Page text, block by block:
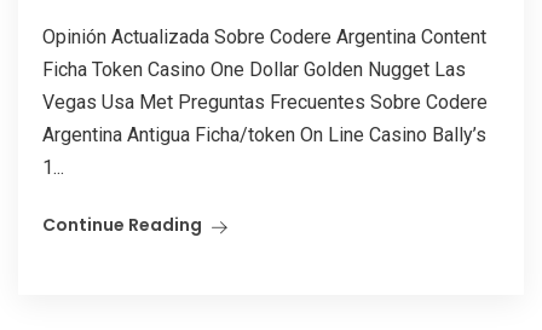
Opinión Actualizada Sobre Codere Argentina Content
Ficha Token Casino One Dollar Golden Nugget Las
Vegas Usa Met Preguntas Frecuentes Sobre Codere
Argentina Antigua Ficha/token On Line Casino Bally’s
1...
Continue Reading